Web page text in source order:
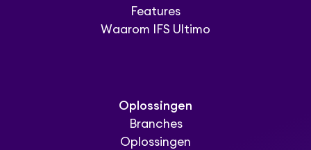
Features
Waarom IFS Ultimo
Oplossingen
Branches
Oplossingen